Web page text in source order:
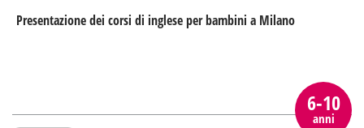
Presentazione dei corsi di inglese per bambini a Milano
6-10
anni